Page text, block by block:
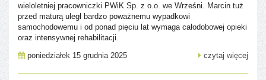
wieloletniej pracowniczki PWiK Sp. z o.o. we Wrześni. Marcin tuż
przed maturą uległ bardzo poważnemu wypadkowi
samochodowemu i od ponad pięciu lat wymaga całodobowej opieki
oraz intensywnej rehabilitacji.
poniedziałek 15 grudnia 2025
czytaj więcej